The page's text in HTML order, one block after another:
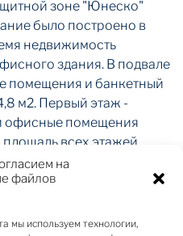
на
файлов
мы используем технологии,
зоне "Юнеско"
было построено в
недвижимость
здания. В подвале
помещения и банкетный
м2. Первый этаж -
офисные помещения
всех этажей
имеется парковочное
здания -